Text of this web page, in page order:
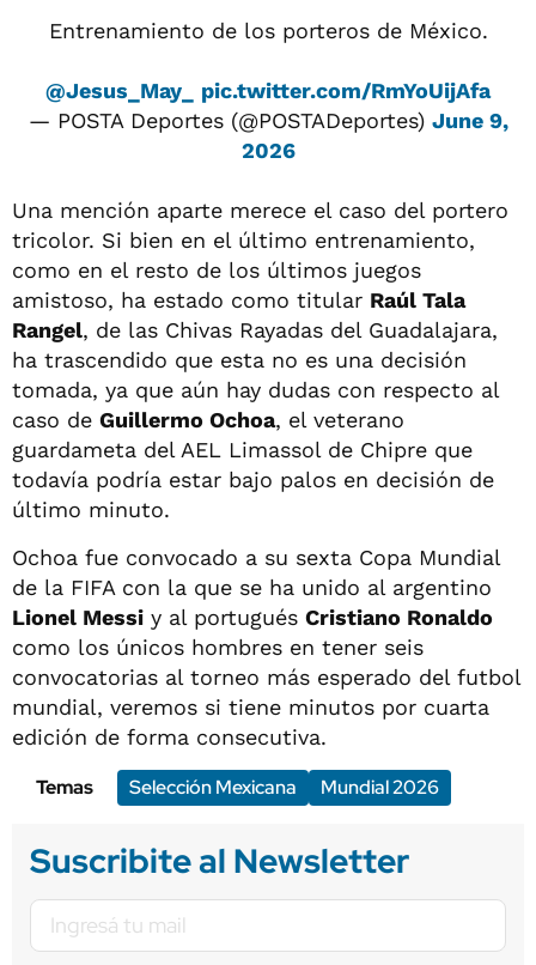
Entrenamiento de los porteros de México.
@Jesus_May_
pic.twitter.com/RmYoUijAfa
— POSTA Deportes (@POSTADeportes) June 9,
2026
Una mención aparte merece el caso del portero
tricolor. Si bien en el último entrenamiento,
como en el resto de los últimos juegos
amistoso, ha estado como titular Raúl Tala
Rangel, de las Chivas Rayadas del Guadalajara,
ha trascendido que esta no es una decisión
tomada, ya que aún hay dudas con respecto al
caso de Guillermo Ochoa, el veterano
guardameta del AEL Limassol de Chipre que
todavía podría estar bajo palos en decisión de
último minuto.
Ochoa fue convocado a su sexta Copa Mundial
de la FIFA con la que se ha unido al argentino
Lionel Messi y al portugués Cristiano Ronaldo
como los únicos hombres en tener seis
convocatorias al torneo más esperado del futbol
mundial, veremos si tiene minutos por cuarta
edición de forma consecutiva.
Temas
Selección Mexicana Mundial 2026
Suscribite al Newsletter